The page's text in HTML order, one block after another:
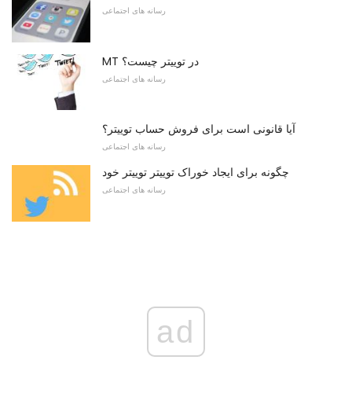
رسانه های اجتماعی
MT در توییتر چیست؟
رسانه های اجتماعی
آیا قانونی است برای فروش حساب توییتر؟
رسانه های اجتماعی
چگونه برای ایجاد خوراک توییتر توییتر خود
رسانه های اجتماعی
ad